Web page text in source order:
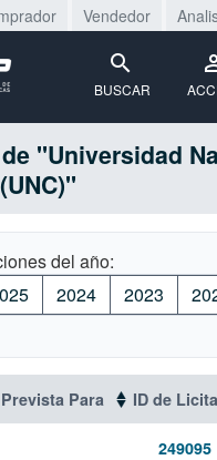
Vendedor
BUSCAR
"Universidad
del año:
2024 2023
Para ID de
249095